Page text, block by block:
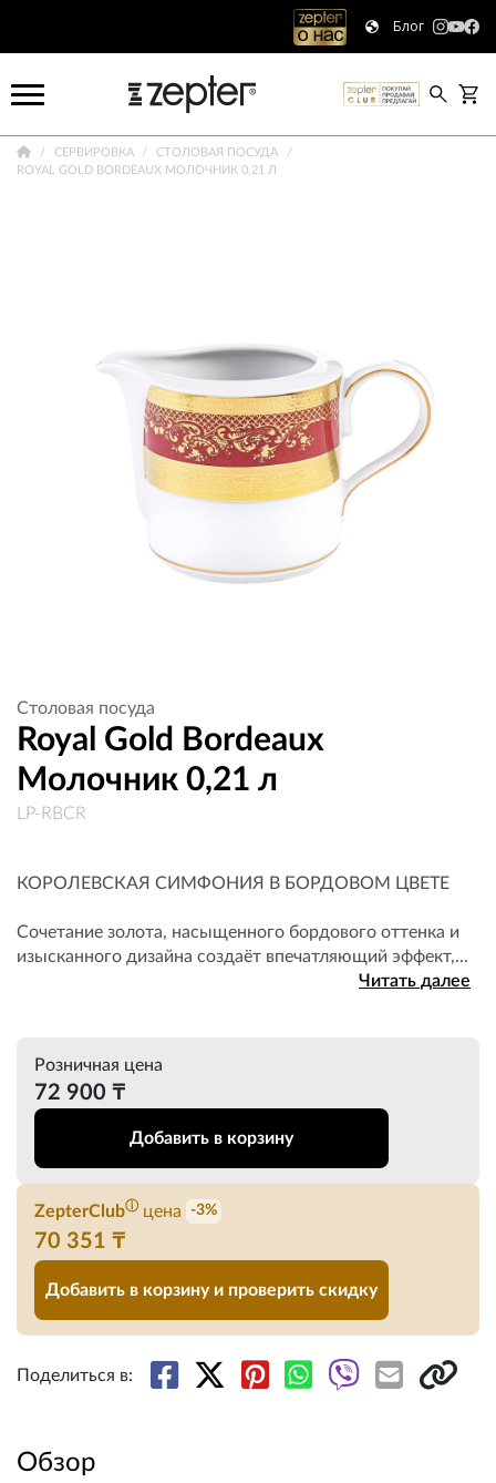
Блог
СЕРВИРОВКА
СТОЛОВАЯ ПОСУДА
ROYAL GOLD BORDEAUX МОЛОЧНИК 0,21 Л
Столовая посуда
Royal Gold Bordeaux
Молочник 0,21 л
LP-RBCR
КОРОЛЕВСКАЯ СИМФОНИЯ В БОРДОВОМ ЦВЕТЕ
Сочетание золота, насыщенного бордового оттенка и
изысканного дизайна создаёт впечатляющий эффект,...
Читать далее
Розничная цена
72 900 ₸
Добавить в корзину
ZepterClubⓘ цена -3%
70 351 ₸
Добавить в корзину и проверить скидку
Поделиться в:
Обзор